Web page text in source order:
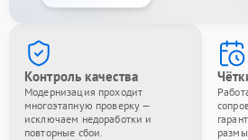
Контроль качества
Модернизация проходит
многоэтапную проверку —
исключаем недоработки и
повторные сбои.